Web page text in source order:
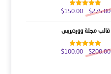
تم التقييم
5.00من 5
$275.00
$150.00
قالب مجلة ووردبريس
تم التقييم
5.00من 5
$200.00
$100.00